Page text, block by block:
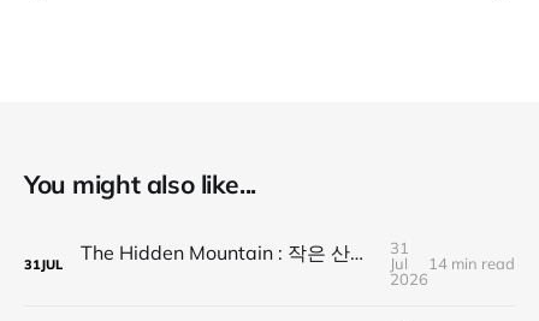
You might also like...
31JUL The Hidden Mountain : 작은 산이 큰 산을 가린다
31
Jul
2026
14 min read